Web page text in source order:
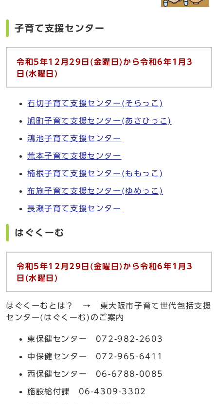
子育て支援センター
令和5年12 月29 日(金曜日) から令和6年1 月3
日(水曜日)
石切子育て支援センター(そらっこ)
旭町子育て支援センター(あさひっこ)
鴻池子育て支援センター
荒本子育て支援センター
楠根子育て支援センター(ももっこ)
布施子育て支援センター(ゆめっこ)
長瀬子育て支援センター
はぐくーむ
令和5年12 月29 日(金曜日) から令和6年1 月3
日(水曜日)
はぐくーむとは？ → 東大阪市子育て世代包括支援
センター(はぐくーむ)のご案内
東保健センター 072-982-2603
中保健センター 072-965-6411
西保健センター 06-6788-0085
施設給付課 06-4309-3302